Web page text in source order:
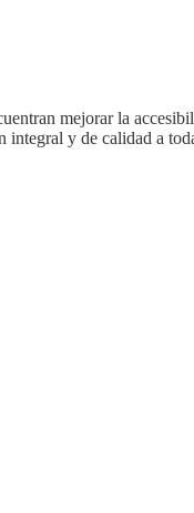
mejorar la
integral y de calidad a